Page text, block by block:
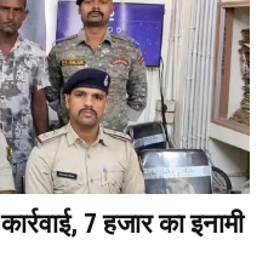
7 हजार का इनामी